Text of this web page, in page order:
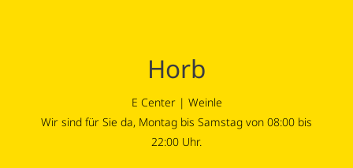
Horb
E Center | Weinle
Wir sind für Sie da, Montag bis Samstag von 08:00 bis
22:00 Uhr.